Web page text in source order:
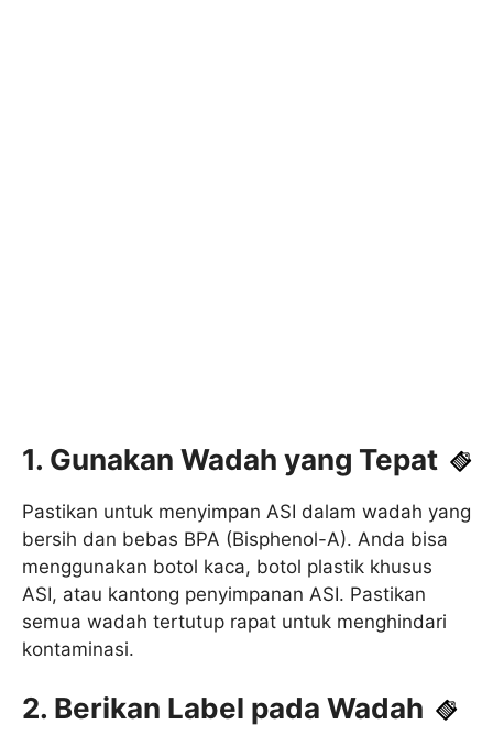
1. Gunakan Wadah yang Tepat
Pastikan untuk menyimpan ASI dalam wadah yang
bersih dan bebas BPA (Bisphenol-A). Anda bisa
menggunakan botol kaca, botol plastik khusus
ASI, atau kantong penyimpanan ASI. Pastikan
semua wadah tertutup rapat untuk menghindari
kontaminasi.
2. Berikan Label pada Wadah